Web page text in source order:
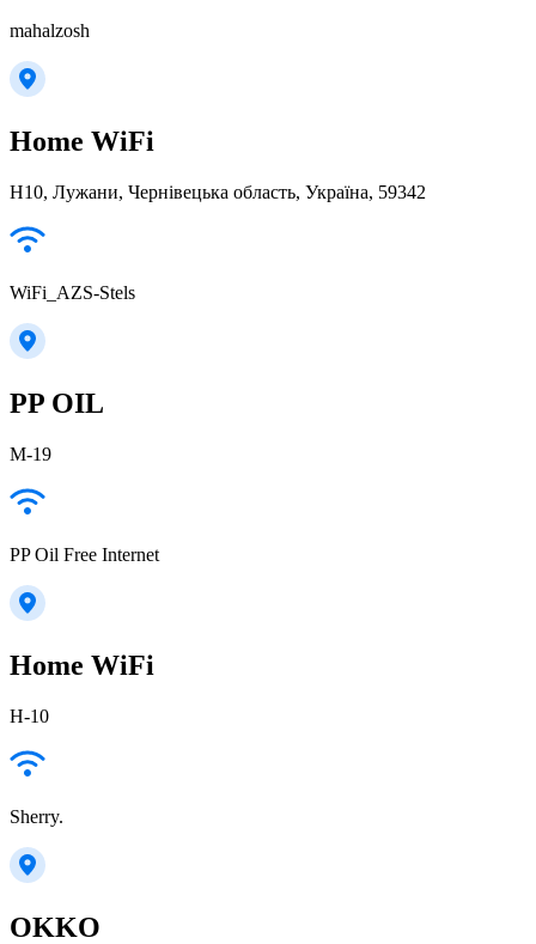
mahalzosh
Home WiFi
Н10, Лужани, Чернівецька область, Україна, 59342
WiFi_AZS-Stels
PP OIL
М-19
PP Oil Free Internet
Home WiFi
Н-10
Sherry.
OKKO